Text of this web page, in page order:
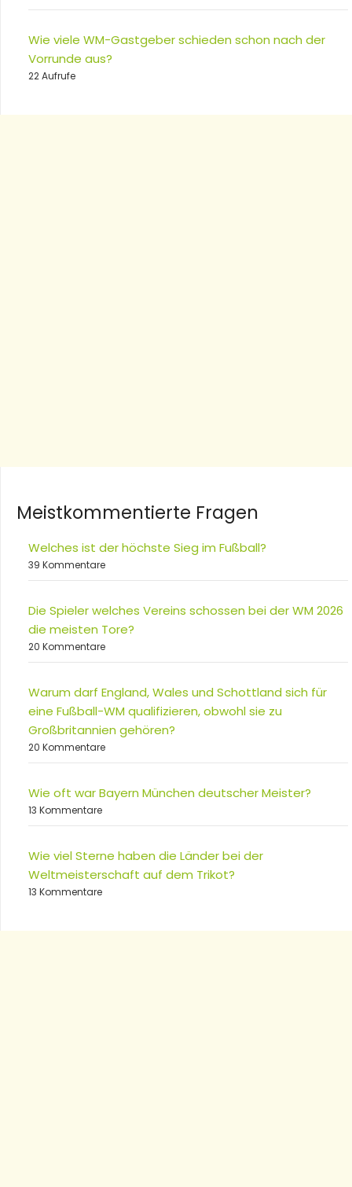
Wie viele WM-Gastgeber schieden schon nach der
Vorrunde aus?
22 Aufrufe
Meistkommentierte Fragen
Welches ist der höchste Sieg im Fußball?
39 Kommentare
Die Spieler welches Vereins schossen bei der WM 2026
die meisten Tore?
20 Kommentare
Warum darf England, Wales und Schottland sich für
eine Fußball-WM qualifizieren, obwohl sie zu
Großbritannien gehören?
20 Kommentare
Wie oft war Bayern München deutscher Meister?
13 Kommentare
Wie viel Sterne haben die Länder bei der
Weltmeisterschaft auf dem Trikot?
13 Kommentare